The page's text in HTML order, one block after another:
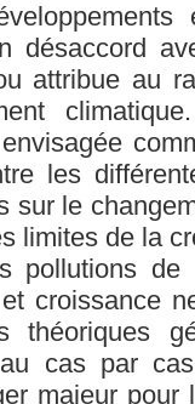
désaccord
attribue au
les
sur le
limites de la
pollutions
croissance
théoriques
cas par
majeur pour